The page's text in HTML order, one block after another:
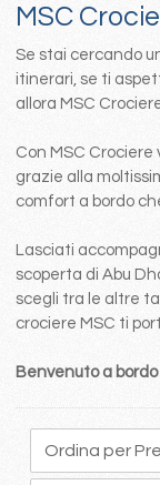
MSC
Se stai cercando
itinerari, se ti
allora MSC
Con MSC Crociere
grazie alla
comfort a bordo
Lasciati
scoperta di Abu
scegli tra le altre
crociere MSC ti
Benvenuto a